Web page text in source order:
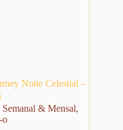
Noite Celestial –
Semanal & Mensal,
o